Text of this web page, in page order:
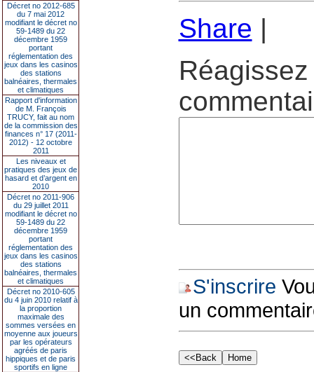
Décret no 2012-685
du 7 mai 2012
modifiant le décret no
59-1489 du 22
décembre 1959
portant
réglementation des
jeux dans les casinos
des stations
balnéaires, thermales
et climatiques
Rapport d'information
de M. François
TRUCY, fait au nom
de la commission des
finances n° 17 (2011-
2012) - 12 octobre
2011
Les niveaux et
pratiques des jeux de
hasard et d’argent en
2010
Décret no 2011-906
du 29 juillet 2011
modifiant le décret no
59-1489 du 22
décembre 1959
portant
réglementation des
jeux dans les casinos
des stations
balnéaires, thermales
et climatiques
Décret no 2010-605
du 4 juin 2010 relatif à
la proportion
maximale des
sommes versées en
moyenne aux joueurs
par les opérateurs
agréés de paris
hippiques et de paris
sportifs en ligne
Share |
S'inscrire
un